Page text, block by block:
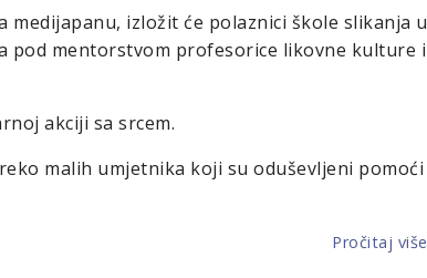
medijapanu, izložit će polaznici škole slikanja u
pod mentorstvom profesorice likovne kulture i
akciji sa srcem.
malih umjetnika koji su oduševljeni pomoći
Pročitaj više